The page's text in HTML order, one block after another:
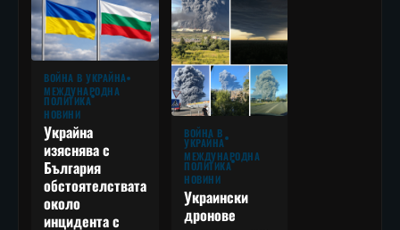
ВОЙНА В УКРАЙНА
МЕЖДУНАРОДНА
ПОЛИТИКА
НОВИНИ
Украйна
изяснява с
България
обстоятелствата
около
инцидента с
ВОЙНА В
УКРАЙНА
МЕЖДУНАРОДНА
ПОЛИТИКА
НОВИНИ
Украински
дронове